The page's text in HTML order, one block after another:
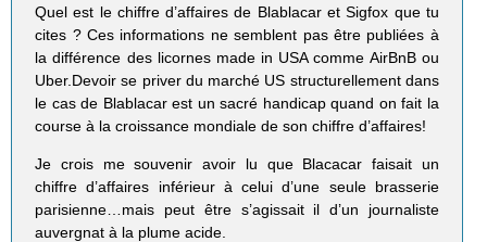
Quel est le chiffre d’affaires de Blablacar et Sigfox que tu
cites ? Ces informations ne semblent pas être publiées à
la différence des licornes made in USA comme AirBnB ou
Uber.Devoir se priver du marché US structurellement dans
le cas de Blablacar est un sacré handicap quand on fait la
course à la croissance mondiale de son chiffre d’affaires!
Je crois me souvenir avoir lu que Blacacar faisait un
chiffre d’affaires inférieur à celui d’une seule brasserie
parisienne…mais peut être s’agissait il d’un journaliste
auvergnat à la plume acide.